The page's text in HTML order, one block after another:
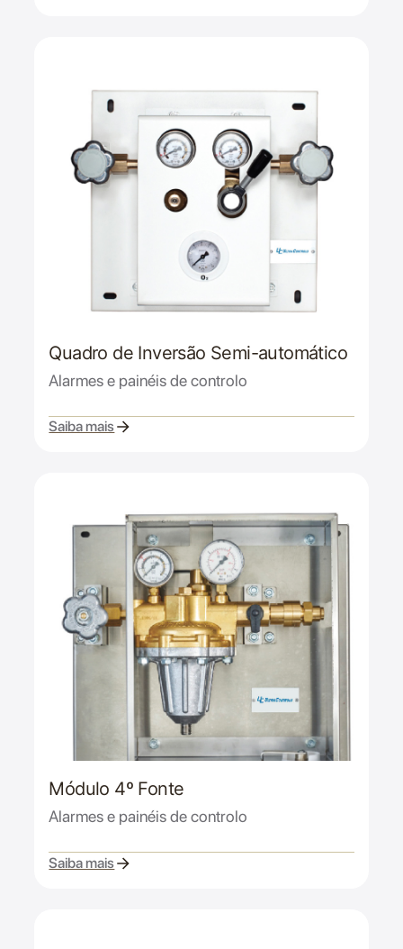
Quadro de Inversão Semi-automático
Alarmes e painéis de controlo
Saiba mais
Módulo 4º Fonte
Alarmes e painéis de controlo
Saiba mais